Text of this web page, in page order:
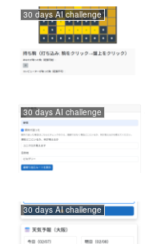
30 days AI challenge
30 days AI challenge
30 days AI challenge